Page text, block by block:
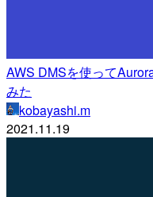
AWS DMSを使って
みた
kobayashi.m
2021.11.19